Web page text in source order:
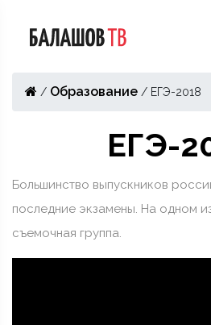
/ Образование / ЕГЭ-2018
ЕГЭ-
Большинство выпускников
последние экзамены. На одном
съемочная группа.